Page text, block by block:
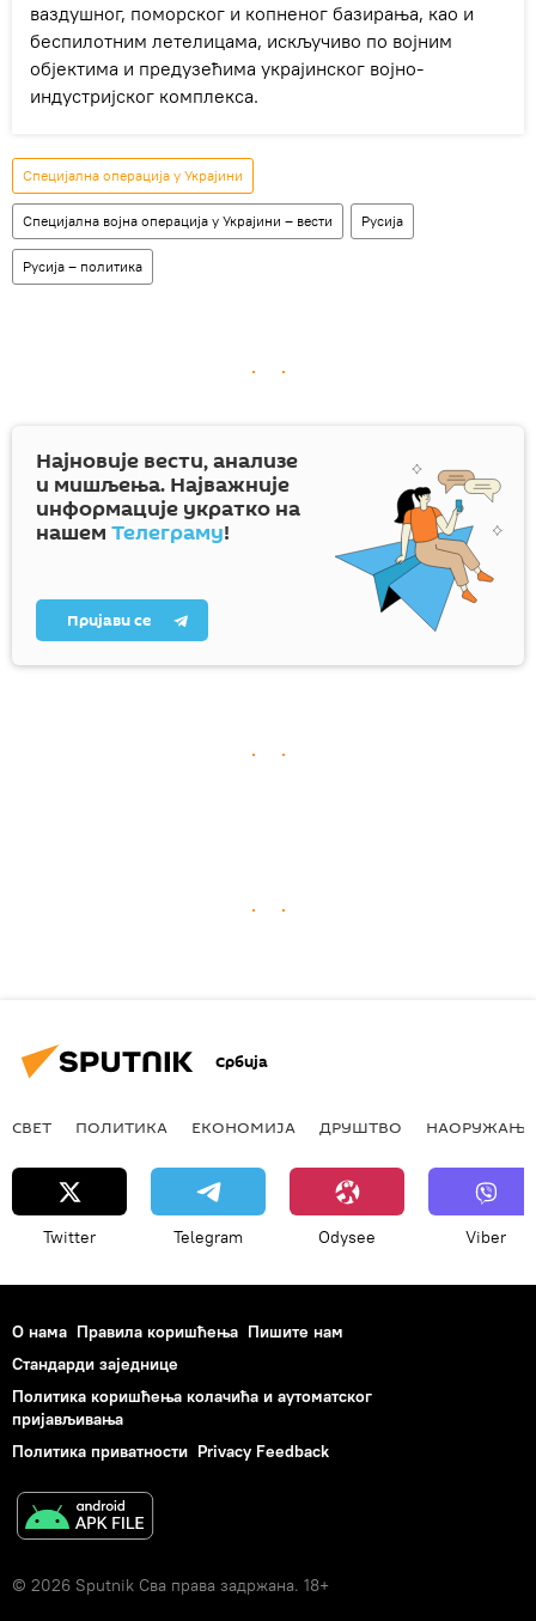
ваздушног, поморског и копненог базирања, као и
беспилотним летелицама, искључиво по војним
објектима и предузећима украјинског војно-
индустријског комплекса.
Специјална операција у Украјини
Специјална војна операција у Украјини – вести Русија
Русија – политика
Најновије вести, анализе
и мишљења. Најважније
информације укратко на
нашем Телеграму!
Пријави се
Србија
СВЕТ ПОЛИТИКА ЕКОНОМИЈА ДРУШТВО НАОРУЖАЊЕ
Twitter Telegram Odysee Viber
О нама Правила коришћења Пишите нам
Стандарди заједнице
Политика коришћења колачића и аутоматског
пријављивања
Политика приватности Privacy Feedback
© 2026 Sputnik Сва права задржана. 18+